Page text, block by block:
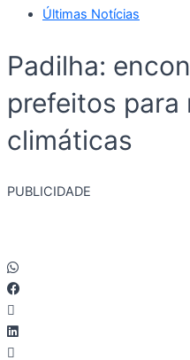
Últimas Notícias
Padilha:
prefeitos para
climáticas
PUBLICIDADE